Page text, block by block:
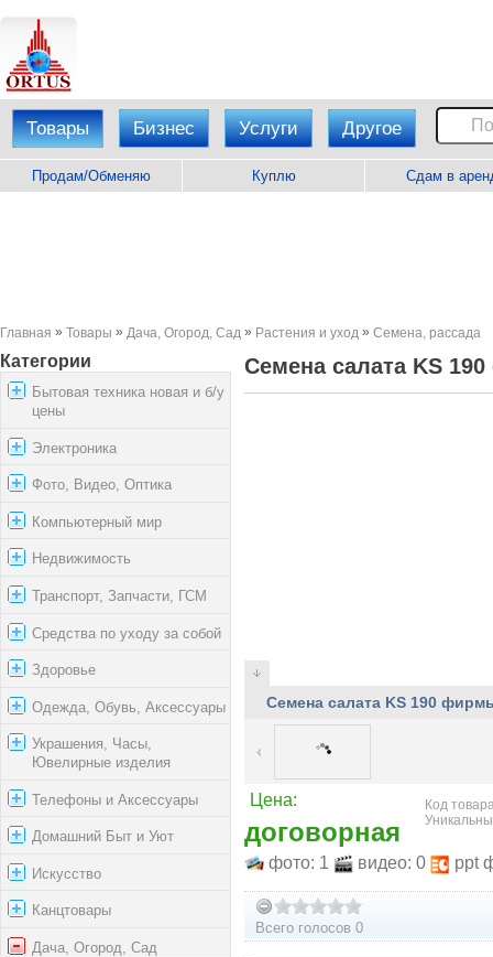
Товары Бизнес Услуги Другое
Продам/Обменяю Куплю Сдам в
Главная » Товары » Дача, Огород, Сад » Растения и уход » Семена, рассада
Категории
Бытовая техника новая и б/у
цены
Электроника
Фото, Видео, Оптика
Компьютерный мир
Недвижимость
Транспорт, Запчасти, ГСМ
Средства по уходу за собой
Здоровье
Одежда, Обувь, Аксессуары
Украшения, Часы,
Ювелирные изделия
Телефоны и Аксессуары
Домашний Быт и Уют
Искусство
Канцтовары
Дача, Огород, Сад
Семена салата KS
Семена салата KS 190
Цена:
договорная
Код
фото: 1 видео: 0 ppt
Всего голосов 0